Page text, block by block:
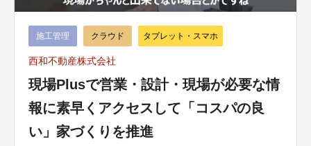
施工管理 クラウド タブレット・スマホ
西和不動産株式会社
現場Plusで営業・設計・現場が必要な情
報に素早くアクセスして「コスパの良
い」家づくりを推進